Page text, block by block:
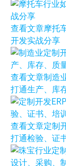
查看文章摩托
开发实战分享
查看文章制造
打通生产、库
查看文章定制
打通检验、证